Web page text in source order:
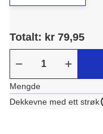
Totalt: kr 79,95
Mengde
Dekkevne med ett strøk